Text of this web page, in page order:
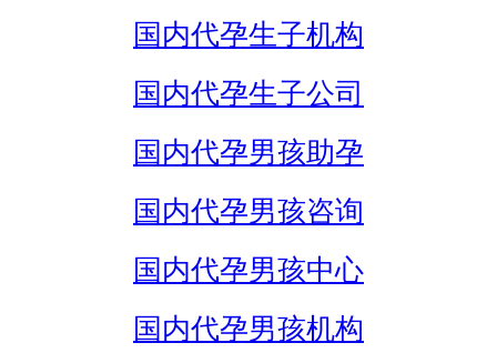
国内代孕生子机构
国内代孕生子公司
国内代孕男孩助孕
国内代孕男孩咨询
国内代孕男孩中心
国内代孕男孩机构